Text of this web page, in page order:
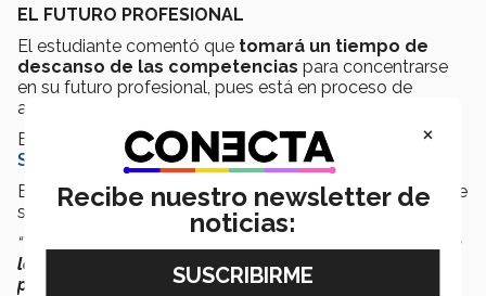
EL FUTURO PROFESIONAL
El estudiante comentó que tomará un tiempo de
descanso de las competencias para concentrarse
en su futuro profesional, pues está en proceso de
admisión para el Tec de Monterrey en Laguna.
El joven busca estudiarIngeniería Industrial y de
Sistemas
El trabajo en el gimnasio seguirá y el gusto por cuidar de
su físico y mente también.
“Yo les
digo a los lectores de CONECTA que sí se puede
lograr el físico de tus sueños.Todo es
perseverancia y fuerza de voluntad.
×
Recibe nuestro newsletter de
noticias: